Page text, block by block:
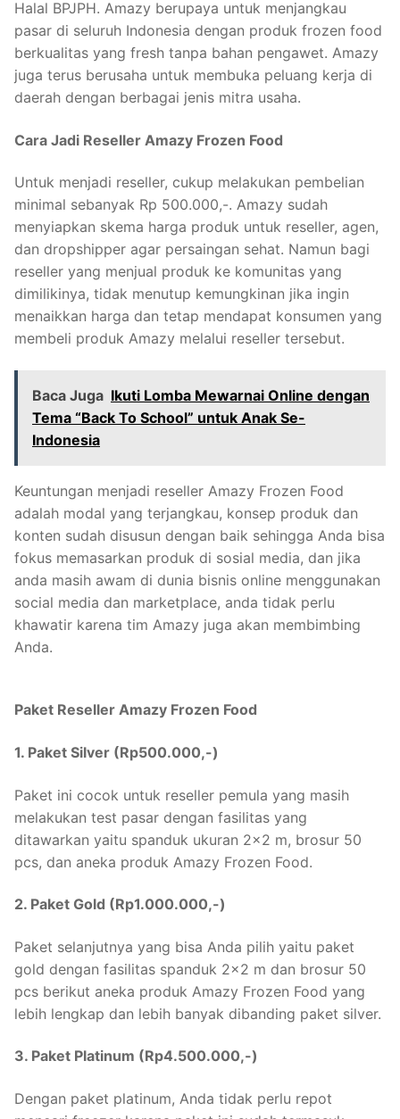
Halal BPJPH. Amazy berupaya untuk menjangkau
pasar di seluruh Indonesia dengan produk frozen food
berkualitas yang fresh tanpa bahan pengawet. Amazy
juga terus berusaha untuk membuka peluang kerja di
daerah dengan berbagai jenis mitra usaha.
Cara Jadi Reseller Amazy Frozen Food
Untuk menjadi reseller, cukup melakukan pembelian
minimal sebanyak Rp 500.000,-. Amazy sudah
menyiapkan skema harga produk untuk reseller, agen,
dan dropshipper agar persaingan sehat. Namun bagi
reseller yang menjual produk ke komunitas yang
dimilikinya, tidak menutup kemungkinan jika ingin
menaikkan harga dan tetap mendapat konsumen yang
membeli produk Amazy melalui reseller tersebut.
Baca Juga Ikuti Lomba Mewarnai Online dengan
Tema “Back To School” untuk Anak Se-
Indonesia
Keuntungan menjadi reseller Amazy Frozen Food
adalah modal yang terjangkau, konsep produk dan
konten sudah disusun dengan baik sehingga Anda bisa
fokus memasarkan produk di sosial media, dan jika
anda masih awam di dunia bisnis online menggunakan
social media dan marketplace, anda tidak perlu
khawatir karena tim Amazy juga akan membimbing
Anda.
Paket Reseller Amazy Frozen Food
1. Paket Silver (Rp500.000,-)
Paket ini cocok untuk reseller pemula yang masih
melakukan test pasar dengan fasilitas yang
ditawarkan yaitu spanduk ukuran 2×2 m, brosur 50
pcs, dan aneka produk Amazy Frozen Food.
2. Paket Gold (Rp1.000.000,-)
Paket selanjutnya yang bisa Anda pilih yaitu paket
gold dengan fasilitas spanduk 2×2 m dan brosur 50
pcs berikut aneka produk Amazy Frozen Food yang
lebih lengkap dan lebih banyak dibanding paket silver.
3. Paket Platinum (Rp4.500.000,-)
Dengan paket platinum, Anda tidak perlu repot